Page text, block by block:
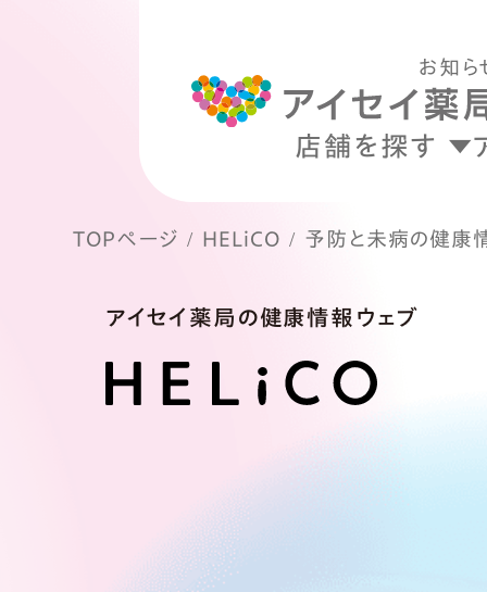
お知ら
店舗を探す
TOPページ HELiCO 予防と未病の健康
アイセイ薬局の健康情報ウェブ